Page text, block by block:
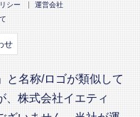
シー
運営会社
せ
と名称/ロゴが類似して
、株式会社イエティ